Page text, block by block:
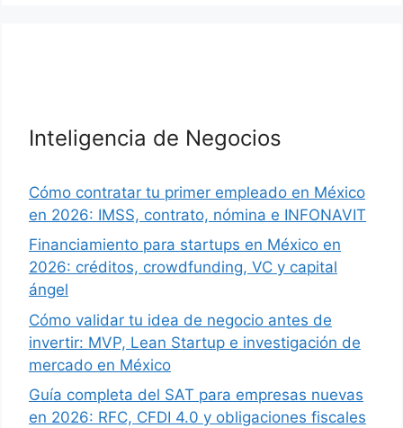
Inteligencia de Negocios
Cómo contratar tu primer empleado en México
en 2026: IMSS, contrato, nómina e INFONAVIT
Financiamiento para startups en México en
2026: créditos, crowdfunding, VC y capital
ángel
Cómo validar tu idea de negocio antes de
invertir: MVP, Lean Startup e investigación de
mercado en México
Guía completa del SAT para empresas nuevas
en 2026: RFC, CFDI 4.0 y obligaciones fiscales